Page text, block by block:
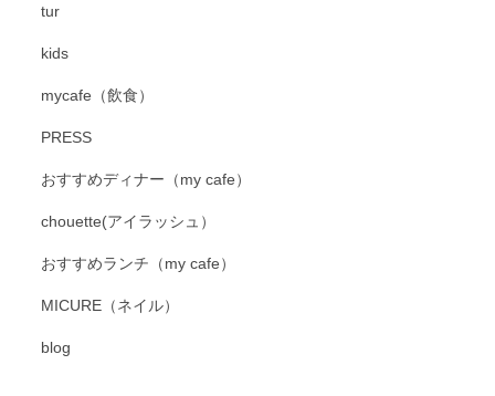
tur
kids
mycafe（飲食）
PRESS
おすすめディナー（my cafe）
chouette(アイラッシュ）
おすすめランチ（my cafe）
MICURE（ネイル）
blog